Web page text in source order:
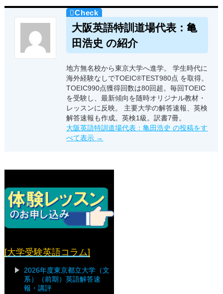
大阪英語特訓道場代表：亀
田浩史 の紹介
地方無名校から東京大学へ進学。 学生時代に
海外経験なしでTOEIC®TEST980点 を取得。
TOEIC990点獲得回数は80回超。毎回TOEIC
を受験し、最新傾向を随時オリジナル教材・
レッスンに反映。 主要大学の解答速報、英検
解答速報も作成。英検1級。訳書7冊。
大阪英語特訓道場代表：亀田浩史 の投稿をす
べて表示 →
[大学受験英語コラム]
2026年度東京都立大学（文
系）（前期）英語解答速
報・講評